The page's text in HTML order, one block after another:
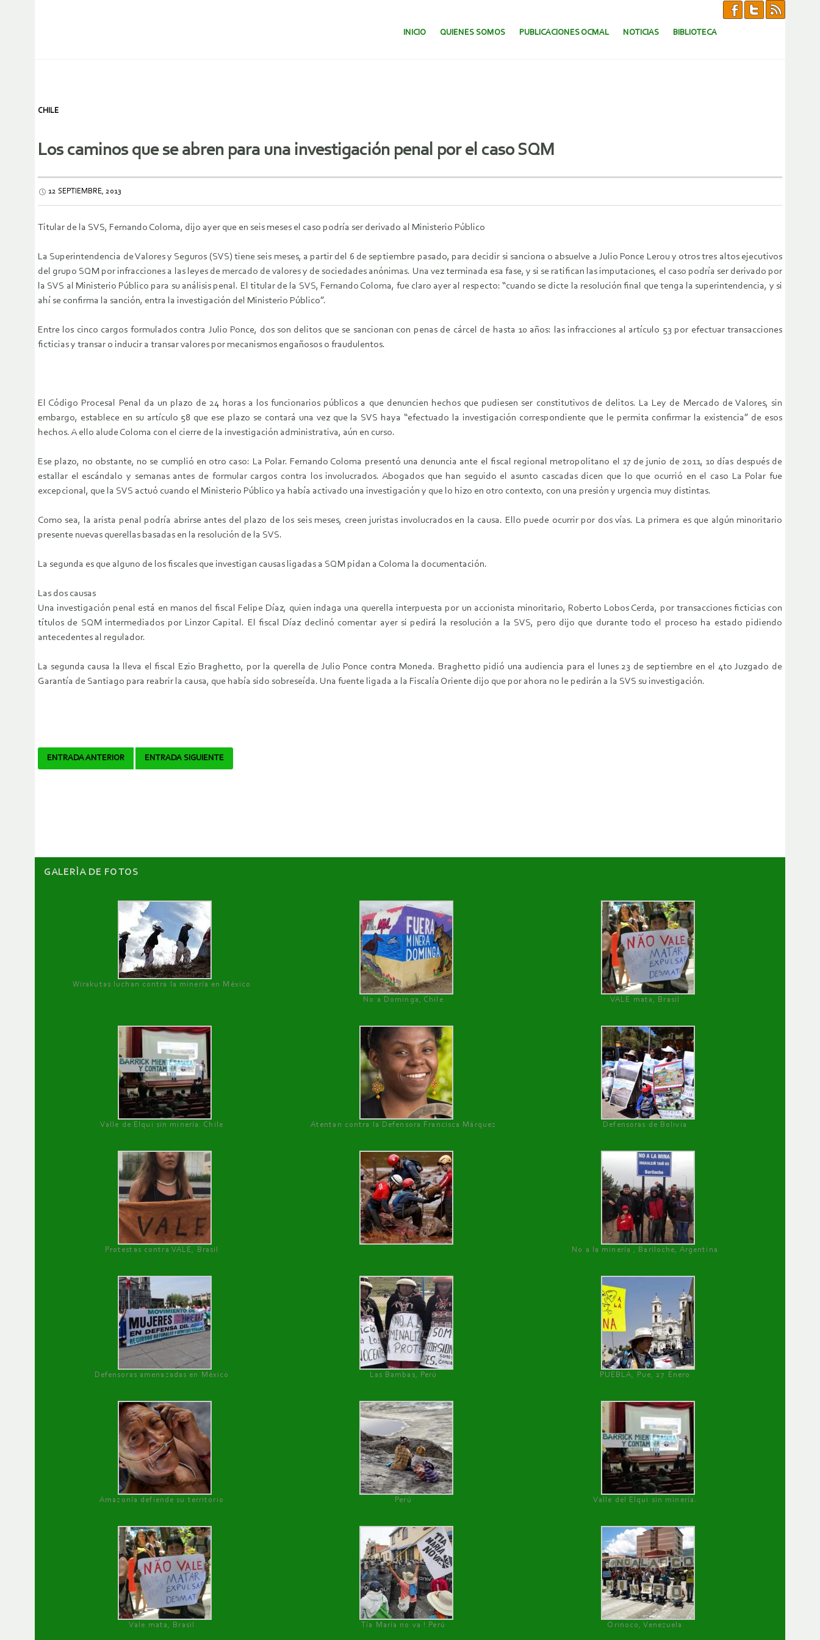
SALTAR AL CONTENIDO.
INICIO QUIENES SOMOS PUBLICACIONES OCMAL NOTICIAS BIBLIOTECA
CHILE
Los caminos que se abren para una investigación penal por el caso SQM
12 SEPTIEMBRE, 2013
Titular de la SVS, Fernando Coloma, dijo ayer que en seis meses el caso podría ser derivado al Ministerio Público
La Superintendencia de Valores y Seguros (SVS) tiene seis meses, a partir del 6 de septiembre pasado, para decidir si sanciona o absuelve a Julio Ponce Lerou y otros tres altos ejecutivos
del grupo SQM por infracciones a las leyes de mercado de valores y de sociedades anónimas. Una vez terminada esa fase, y si se ratifican las imputaciones, el caso podría ser derivado por
la SVS al Ministerio Público para su análisis penal. El titular de la SVS, Fernando Coloma, fue claro ayer al respecto: “cuando se dicte la resolución final que tenga la superintendencia, y si
ahí se confirma la sanción, entra la investigación del Ministerio Público”.
Entre los cinco cargos formulados contra Julio Ponce, dos son delitos que se sancionan con penas de cárcel de hasta 10 años: las infracciones al artículo 53 por efectuar transacciones
ficticias y transar o inducir a transar valores por mecanismos engañosos o fraudulentos.
El Código Procesal Penal da un plazo de 24 horas a los funcionarios públicos a que denuncien hechos que pudiesen ser constitutivos de delitos. La Ley de Mercado de Valores, sin
embargo, establece en su artículo 58 que ese plazo se contará una vez que la SVS haya “efectuado la investigación correspondiente que le permita confirmar la existencia” de esos
hechos. A ello alude Coloma con el cierre de la investigación administrativa, aún en curso.
Ese plazo, no obstante, no se cumplió en otro caso: La Polar. Fernando Coloma presentó una denuncia ante el fiscal regional metropolitano el 17 de junio de 2011, 10 días después de
estallar el escándalo y semanas antes de formular cargos contra los involucrados. Abogados que han seguido el asunto cascadas dicen que lo que ocurrió en el caso La Polar fue
excepcional, que la SVS actuó cuando el Ministerio Público ya había activado una investigación y que lo hizo en otro contexto, con una presión y urgencia muy distintas.
Como sea, la arista penal podría abrirse antes del plazo de los seis meses, creen juristas involucrados en la causa. Ello puede ocurrir por dos vías. La primera es que algún minoritario
presente nuevas querellas basadas en la resolución de la SVS.
La segunda es que alguno de los fiscales que investigan causas ligadas a SQM pidan a Coloma la documentación.
Las dos causas
Una investigación penal está en manos del fiscal Felipe Díaz, quien indaga una querella interpuesta por un accionista minoritario, Roberto Lobos Cerda, por transacciones ficticias con
títulos de SQM intermediados por Linzor Capital. El fiscal Díaz declinó comentar ayer si pedirá la resolución a la SVS, pero dijo que durante todo el proceso ha estado pidiendo
antecedentes al regulador.
La segunda causa la lleva el fiscal Ezio Braghetto, por la querella de Julio Ponce contra Moneda. Braghetto pidió una audiencia para el lunes 23 de septiembre en el 4to Juzgado de
Garantía de Santiago para reabrir la causa, que había sido sobreseída. Una fuente ligada a la Fiscalía Oriente dijo que por ahora no le pedirán a la SVS su investigación.
Navegador
ENTRADA ANTERIOR ENTRADA SIGUIENTE
GALERÌA DE FOTOS
Wirakutas luchan contra la minería en México
No a Dominga, Chile
VALE mata, Brasil
Valle de Elqui sin minería. Chile Atentan contra la Defensora Francisca Márquez Defensoras de Bolivia
Protestas contra VALE, Brasil No a la minería , Bariloche, Argentina
Defensoras amenazadas en México Las Bambas, Perú PUEBLA, Pue, 27 Enero
Amazonía defiende su territorio Perú Valle del Elqui sin minería.
Vale mata, Brasil Tía María no va ! Perú Orinoco, Venezuela